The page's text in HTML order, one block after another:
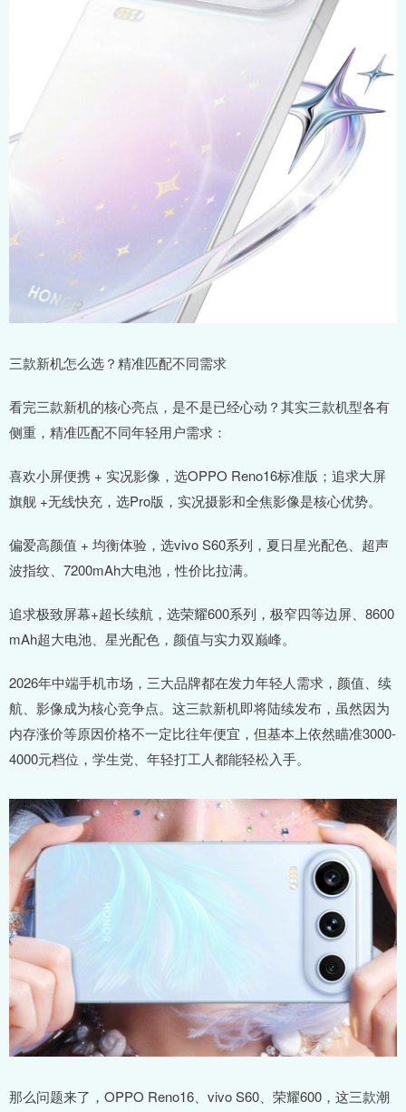
三款新机怎么选？精准匹配不同需求
看完三款新机的核心亮点，是不是已经心动？其实三款机型各有
侧重，精准匹配不同年轻用户需求：
喜欢小屏便携 + 实况影像，选OPPO Reno16标准版；追求大屏
旗舰 +无线快充，选Pro版，实况摄影和全焦影像是核心优势。
偏爱高颜值 + 均衡体验，选vivo S60系列，夏日星光配色、超声
波指纹、7200mAh大电池，性价比拉满。
追求极致屏幕+超长续航，选荣耀600系列，极窄四等边屏、8600
mAh超大电池、星光配色，颜值与实力双巅峰。
2026年中端手机市场，三大品牌都在发力年轻人需求，颜值、续
航、影像成为核心竞争点。这三款新机即将陆续发布，虽然因为
内存涨价等原因价格不一定比往年便宜，但基本上依然瞄准3000-
4000元档位，学生党、年轻打工人都能轻松入手。
那么问题来了，OPPO Reno16、vivo S60、荣耀600，这三款潮